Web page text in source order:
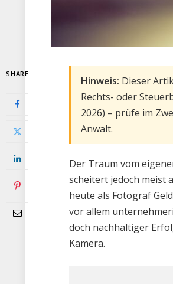
SHARE
Hinweis: Dieser
Rechts- oder
2026) – prüfe im
Anwalt.
Der Traum vom
scheitert jedoch meist
heute als Fotograf
vor allem
doch nachhaltiger
Kamera.